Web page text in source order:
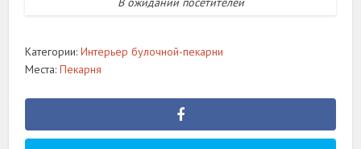
Категории:Интерьер булочной-пекарни
Места:Пекарня